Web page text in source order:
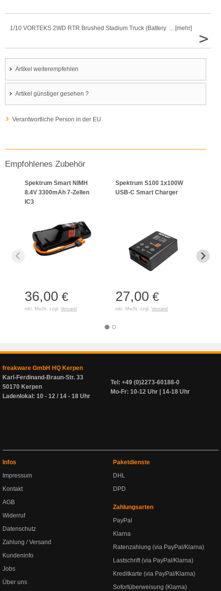
1/10 VORTEKS 2WD RTR Brushed Stadium Truck (Battery ... [mehr]
>
Artikel weiterempfehlen
Artikel günstiger gesehen ?
Verantwortliche Person in der EU
Empfohlenes Zubehör
Spektrum Smart NIMH
8.4V 3300mAh 7-Zellen
IC3
36,00 €
inkl. MwSt. zzgl. Versand
Spektrum S100 1x100W
USB-C Smart Charger
27,00 €
inkl. MwSt. zzgl. Versand
freakware GmbH HQ Kerpen
Karl-Ferdinand-Braun-Str. 33
50170 Kerpen
Ladenlokal: 10 - 12 / 14 - 18 Uhr
Tel: +49 (0)2273-60188-0
Mo-Fr: 10-12 Uhr | 14-18 Uhr
Infos
Impressum
Kontakt
AGB
Widerruf
Datenschutz
Zahlung / Versand
Kundeninfo
Jobs
Über uns
Paketdienste
DHL
DPD
Zahlungsarten
PayPal
Klarna
Ratenzahlung (via PayPal/Klarna)
Lastschrift (via PayPal/Klarna)
Kreditkarte (via PayPal/Klarna)
Sofortüberweisung (Klarna)